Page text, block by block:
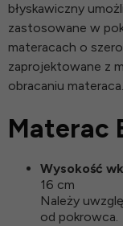
błyskawiczny
zastosowane w
materacach o
zaprojektowane z
obracaniu materaca.
Materac
Wysokość
16 cm
Należy
od pokrowca.